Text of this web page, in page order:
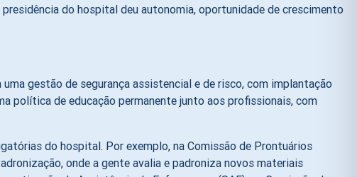
do hospital deu autonomia, oportunidade de crescimento
gestão de segurança assistencial e de risco, com implantação
política de educação permanente junto aos profissionais, com
do hospital. Por exemplo, na Comissão de Prontuários
onde a gente avalia e padroniza novos materiais